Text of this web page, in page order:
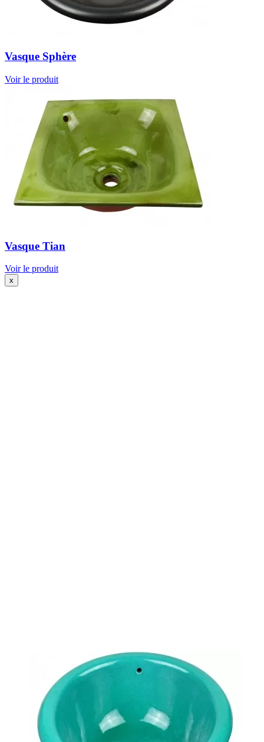
Vasque Sphère
Voir le produit
Vasque Tian
Voir le produit
x